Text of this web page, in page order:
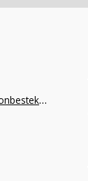
info@napoleonbestek.nl